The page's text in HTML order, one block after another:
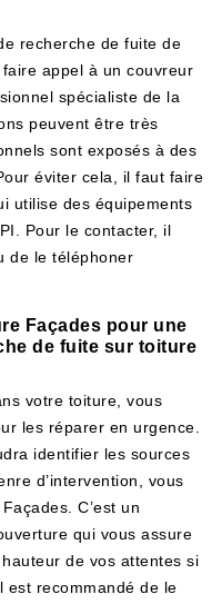
recherche de fuite de
appel à un couvreur
spécialiste de la
peuvent être très
sont exposés à des
éviter cela, il faut faire
utilise des équipements
Pour le contacter, il
de le téléphoner
Façades pour une
de fuite sur toiture
votre toiture, vous
les réparer en urgence.
identifier les sources
d’intervention, vous
C’est un
qui vous assure
de vos attentes si
est recommandé de le